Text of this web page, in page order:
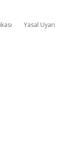
Yasal Uyarı